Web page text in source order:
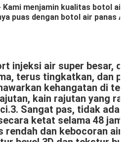
Kami menjamin kualitas botol
puas dengan botol air panas
injeksi air super besar,
terus tingkatkan, dan
kehangatan di
kain rajutan yang
Sangat pas, tidak ada
ketat selama 48 jam
rendah dan kebocoran